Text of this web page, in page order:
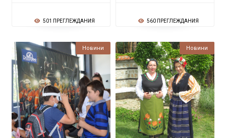
501 ПРЕГЛЕЖДАНИЯ 560 ПРЕГЛЕЖДАНИЯ
Новини Новини